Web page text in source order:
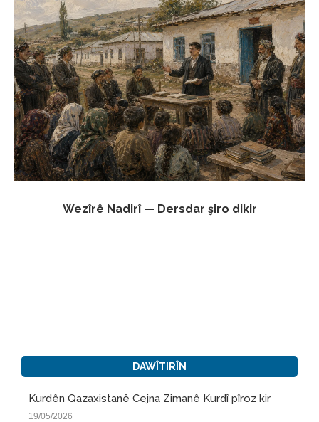
Wezîrê Nadirî — Dersdar şiro dikir
DAWÎTIRÎN
Kurdên Qazaxistanê Cejna Zimanê Kurdî pîroz kir
19/05/2026